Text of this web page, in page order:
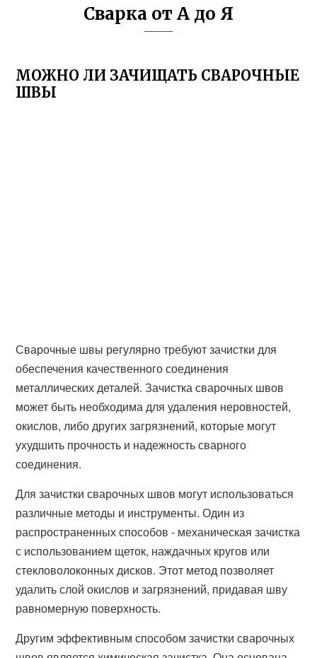
Сварка от А до Я
МОЖНО ЛИ ЗАЧИЩАТЬ СВАРОЧНЫЕ
ШВЫ
Сварочные швы регулярно требуют зачистки для
обеспечения качественного соединения
металлических деталей. Зачистка сварочных швов
может быть необходима для удаления неровностей,
окислов, либо других загрязнений, которые могут
ухудшить прочность и надежность сварного
соединения.
Для зачистки сварочных швов могут использоваться
различные методы и инструменты. Один из
распространенных способов - механическая зачистка
с использованием щеток, наждачных кругов или
стекловолоконных дисков. Этот метод позволяет
удалить слой окислов и загрязнений, придавая шву
равномерную поверхность.
Другим эффективным способом зачистки сварочных